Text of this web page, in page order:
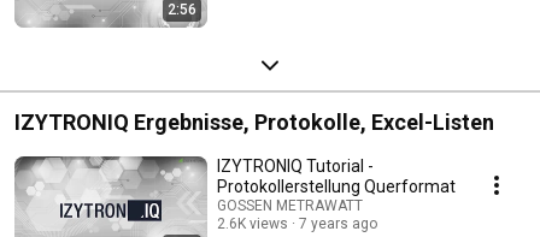
2:56
IZYTRONIQ Ergebnisse, Protokolle, Excel-Listen
IZYTRONIQ Tutorial -
Protokollerstellung Querformat
GOSSEN METRAWATT
2.6K views
7 years ago